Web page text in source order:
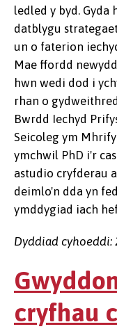
ledled y byd. Gyda
datblygu
un o faterion
Mae ffordd
hwn wedi dod i
rhan o
Bwrdd Iechyd
Seicoleg ym
ymchwil PhD i'r
astudio cryfderau
deimlo'n dda yn
ymddygiad iach
Dyddiad cyhoeddi:
cryfhau